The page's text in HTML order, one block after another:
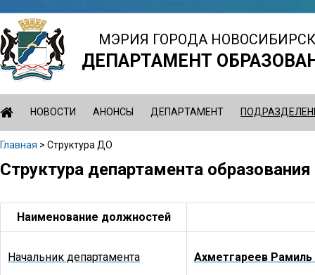
Jump
to
navigation
МЭРИЯ ГОРОДА
ДЕПАРТАМЕНТ
НОВОСТИ АНОНСЫ ДЕПАРТАМЕНТ
Вы
Главная > Структура ДО
Back
top
Структура департамента образования
Наименование должностей
Начальник департамента Ахметгареев